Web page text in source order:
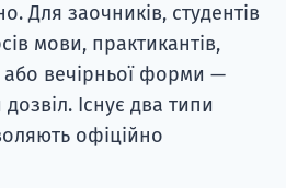
Для заочників, студентів
мови, практикантів,
або вечірньої форми —
Існує два типи
офіційно